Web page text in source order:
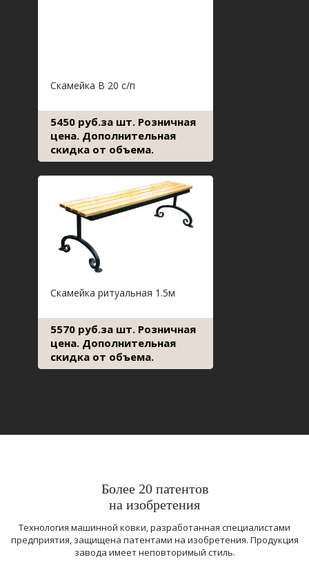
Скамейка В 20 с/п
5450 руб.за шт. Розничная
цена. Дополнительная
скидка от объема.
Скамейка ритуальная 1.5м
5570 руб.за шт. Розничная
цена. Дополнительная
скидка от объема.
Более 20 патентов
на изобретения
Технология машинной ковки, разработанная специалистами
предприятия, защищена патентами на изобретения. Продукция
завода имеет неповторимый стиль.